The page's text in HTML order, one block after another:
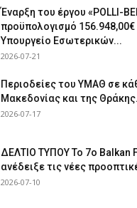
Έναρξη του έργου «POLLI-
προϋπολογισμό 156.948,00€
Υπουργείο Εσωτερικών...
2026-07-21
Περιοδείες του ΥΜΑΘ σε
Μακεδονίας και της
2026-07-17
ΔΕΛΤΙΟ ΤΥΠΟΥ Το 7ο Balkan
ανέδειξε τις νέες
2026-07-10